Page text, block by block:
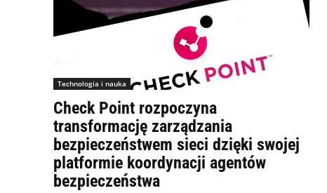
Technologia i nauka
Check Point rozpoczyna
transformację zarządzania
bezpieczeństwem sieci dzięki swojej
platformie koordynacji agentów
bezpieczeństwa